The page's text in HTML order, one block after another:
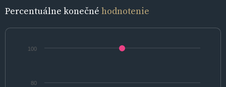
Percentuálne konečné hodnotenie
80
100